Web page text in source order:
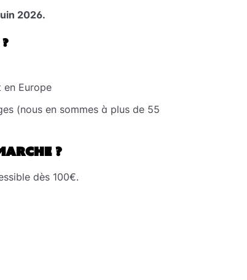
2026.
en Europe
(nous en sommes à plus de 55
?
dès 100€.